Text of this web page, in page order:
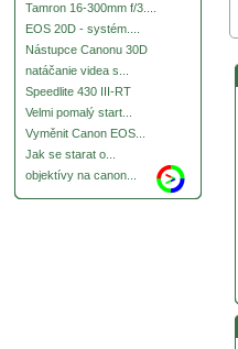
Tamron 16-300mm f/3....
EOS 20D - systém....
Nástupce Canonu 30D
natáčanie videa s...
Speedlite 430 III-RT
Velmi pomalý start...
Vyměnit Canon EOS...
Jak se starat o...
objektívy na canon...